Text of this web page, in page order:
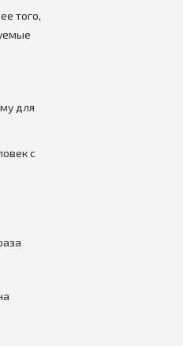
того,
для
с